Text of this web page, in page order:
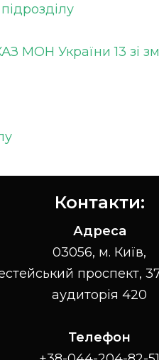
України 13 зі
Контакти:
Адреса
03056, м. Київ,
проспект,
аудиторія 420
Телефон